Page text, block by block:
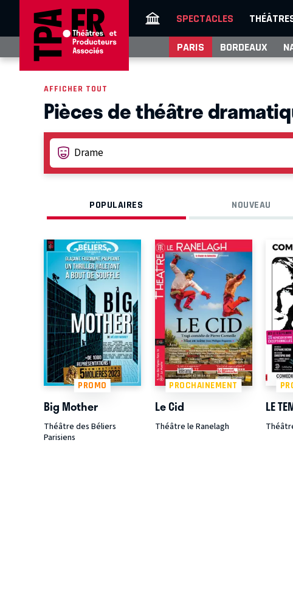
SPECTACLES
PARIS BORDEAUX
AFFICHER TOUT
Pièces de théâtre
POPULAIRES NOUVEAU
PROMO
Big Mother
Théâtre des Béliers
Parisiens
PROCHAINEMENT
Le Cid
Théâtre le Ranelagh
LE